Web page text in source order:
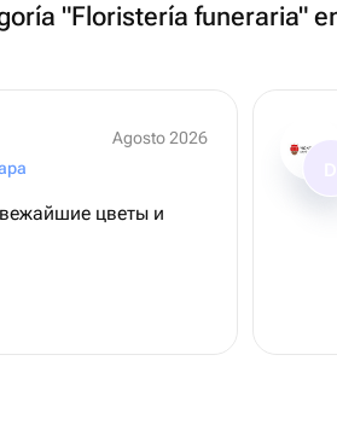
"Floristería funeraria"
Agosto 2026
цветы и